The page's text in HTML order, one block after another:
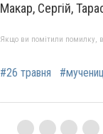
Макар, Сергій,
Якщо ви помітили помилку,
#26 травня